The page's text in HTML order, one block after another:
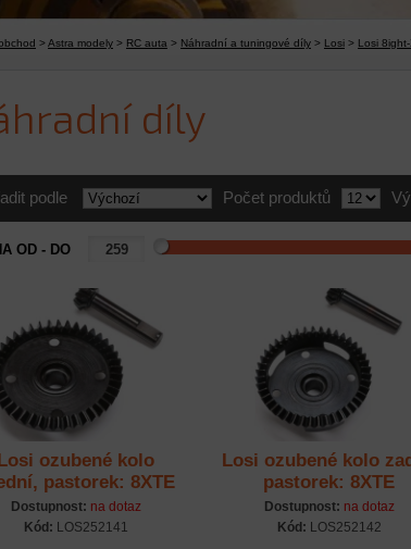
>Astra modely > RC auta > Náhradní a tuningové díly > Losi > Losi
díly
podle Počet produktů
OD - DO
Losi ozubené kolo
pastorek: 8XTE
Dostupnost: na dotaz
Kód: LOS252141
Losi ozubené kolo
pastorek: 8XTE
Dostupnost: na dotaz
Kód: LOS252142